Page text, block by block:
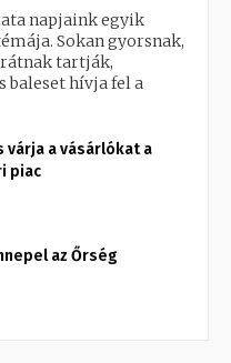
napjaink egyik
Sokan gyorsnak,
tartják,
baleset hívja fel a
várja a vásárlókat a
piac
az Őrség